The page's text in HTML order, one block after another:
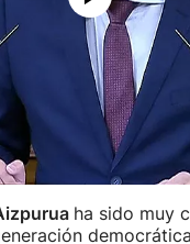
ha sido muy